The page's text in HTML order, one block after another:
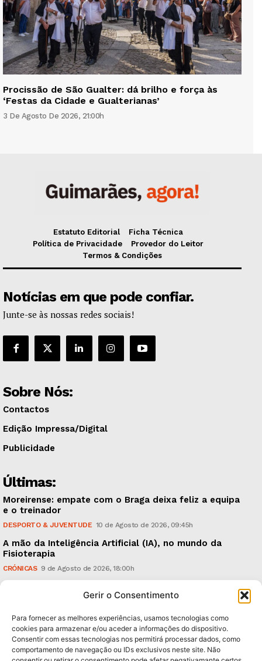
Gerir o Consentimento
Para fornecer as melhores experiências, usamos tecnologias como
cookies para armazenar e/ou aceder a informações do dispositivo.
Consentir com essas tecnologias nos permitirá processar dados, como
comportamento de navegação ou IDs exclusivos neste site. Não
Procissão de São Gualter: dá brilho e força às
‘Festas da Cidade e Gualterianas’
3 De Agosto De 2026, 21:00h
Estatuto Editorial
Ficha Técnica
Política de Privacidade
Provedor do Leitor
Termos & Condições
Notícias em que pode confiar.
Junte-se às nossas redes sociais!
Sobre Nós:
Contactos
Edição Impressa/Digital
Publicidade
Últimas:
Moreirense: empate com o Braga deixa feliz a equipa
e o treinador
DESPORTO & JUVENTUDE 10 de Agosto de 2026, 09:45h
A mão da Inteligência Artificial (IA), no mundo da
Fisioterapia
CRÓNICAS 9 de Agosto de 2026, 18:00h
18.926 espectadores
Subscreva Newsletter: